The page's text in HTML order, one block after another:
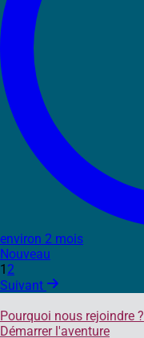
environ 2 mois
Nouveau
1 2
Suivant
Pourquoi nous rejoindre ?
Démarrer l'aventure